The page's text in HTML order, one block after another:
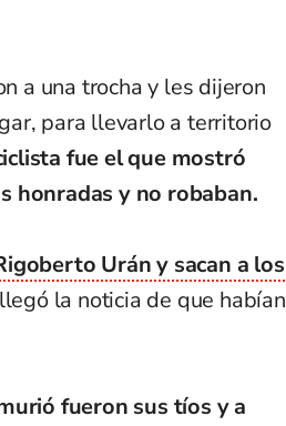
a una trocha y les dijeron
para llevarlo a territorio
fue el que mostró
honradas y no robaban.
Urán y sacan a los
la noticia de que habían
fueron sus tíos y a